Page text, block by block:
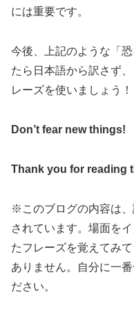
には重要です。
今後、上記のような「
たら日本語から訳さず
レーズを使いましょう！
Don’t fear new things!
Thank you for reading
※このブログの内容は
されています。場面を
たフレーズを覚えてみ
ありません。自分に一
ださい。